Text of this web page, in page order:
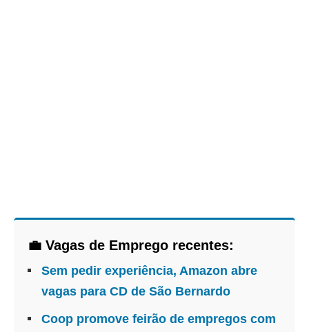
💼 Vagas de Emprego recentes:
Sem pedir experiência, Amazon abre
vagas para CD de São Bernardo
Coop promove feirão de empregos com